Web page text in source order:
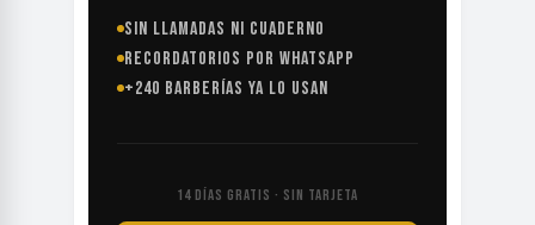
SIN LLAMADAS NI CUADERNO
RECORDATORIOS POR WHATSAPP
+240 BARBERÍAS YA LO USAN
14 DÍAS GRATIS · SIN TARJETA